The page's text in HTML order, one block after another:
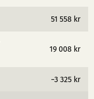
51 558 kr
19 008 kr
−3 325 kr